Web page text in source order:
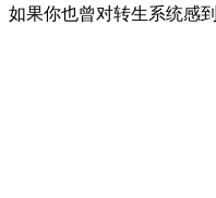
如果你也曾对转生系统感